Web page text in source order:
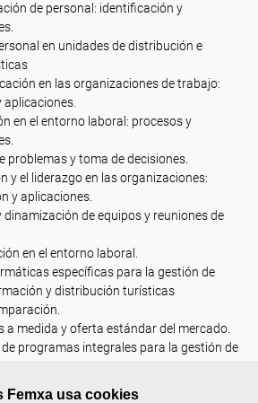
Femxa usa cookies
de personal: identificación y
en unidades de distribución e
en las organizaciones de trabajo:
aplicaciones.
en el entorno laboral: procesos y
problemas y toma de decisiones.
y el liderazgo en las organizaciones:
y aplicaciones.
dinamización de equipos y reuniones de
en el entorno laboral.
específicas para la gestión de
y distribución turísticas
a medida y oferta estándar del mercado.
programas integrales para la gestión de
GESTIÓN DE CALIDAD EN HOSTELERÍA Y